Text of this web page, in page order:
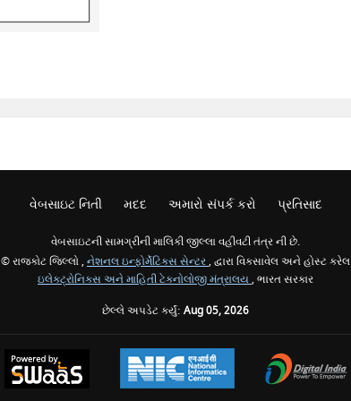
વેબસાઇટ નિતી મદદ અમારો સંપર્ક કરો પ્રતિસાદ
વેબસાઇટની સામગ્રીની માલિકી જીલ્લા વહીવટી તંત્ર ની છે.
© રાજકોટ જિલ્લો , નેશનલ ઇન્ફોર્મેટિક્સ સેન્ટર, દ્વારા વિકસાવેલ અને હોસ્ટ કરેલ
ઇલેક્ટ્રોનિક્સ અને માહિતી ટેકનોલોજી મંત્રાલય, ભારત સરકાર
છેલ્લે અપડેટ કર્યું: Aug 05, 2026